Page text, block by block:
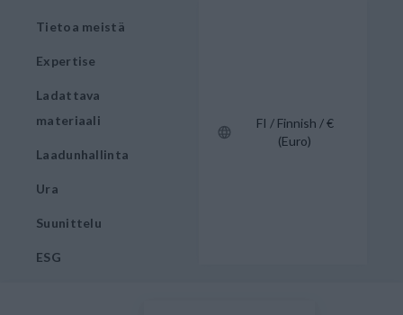
Tietoa meistä
Expertise
Ladattava
materiaali
Laadunhallinta
Ura
Suunittelu
ESG
FI / Finnish / €
(Euro)